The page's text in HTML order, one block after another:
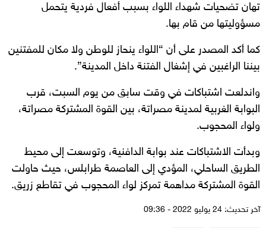
تهان تضحيات شهداء اللواء بسبب أفعال فردية يتحمل
مسؤوليتها من قام بها.
كما أكد المصدر على أن “اللواء ينحاز للوطن ولا مكان للمفتنين
بيننا الراغبين في إشغال الفتنة داخل المدينة‏”.
واندلعت اشتباكات في وقت سابق من يوم السبت، قرب
البوابة الغربية لمدينة مصراتة، بين القوة المشتركة مصراتة،
ولواء المحجوب.
وبدأت الاشتباكات عند بوابة الدافنية، وتوسعت إلى محيط
الطريق الساحلي، المؤدي إلى العاصمة طرابلس، حيث حاولت
القوة المشتركة مداهمة تمركز لواء المحجوب في تقاطع زريق.
آخر تحديث: 24 يوليو 2022 - 09:36